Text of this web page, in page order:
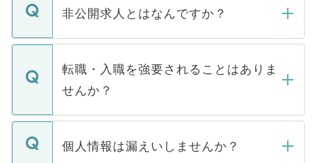
登録内容を確認し、その後メールもしくは
ます。通常、5営業日以内にはご連絡をせて
いただきますので、しばらくお待ちくださ
い。
非公開求人とはなんですか？
マイナビDOCTORで取り扱っている求人の
うち約3割は、Webサイトからご覧いただ
けない「非公開求人」です。非公開求人は
下記の理由によって、一般には公開してい
ません。
■応募殺到を避けるため 人気のある医療機
転職・入職を強要されることはありま
せんか？
転職・入職を強要することは一切ありませ
ん。また、仮に応募先から内定をいただい
個人情報は漏えいしませんか？